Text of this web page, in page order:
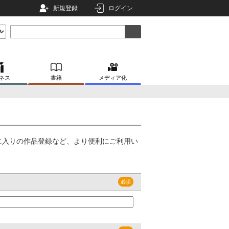
新規登録 ログイン
ス 書籍 メディア化
りの作品登録など、より便利にご利用い